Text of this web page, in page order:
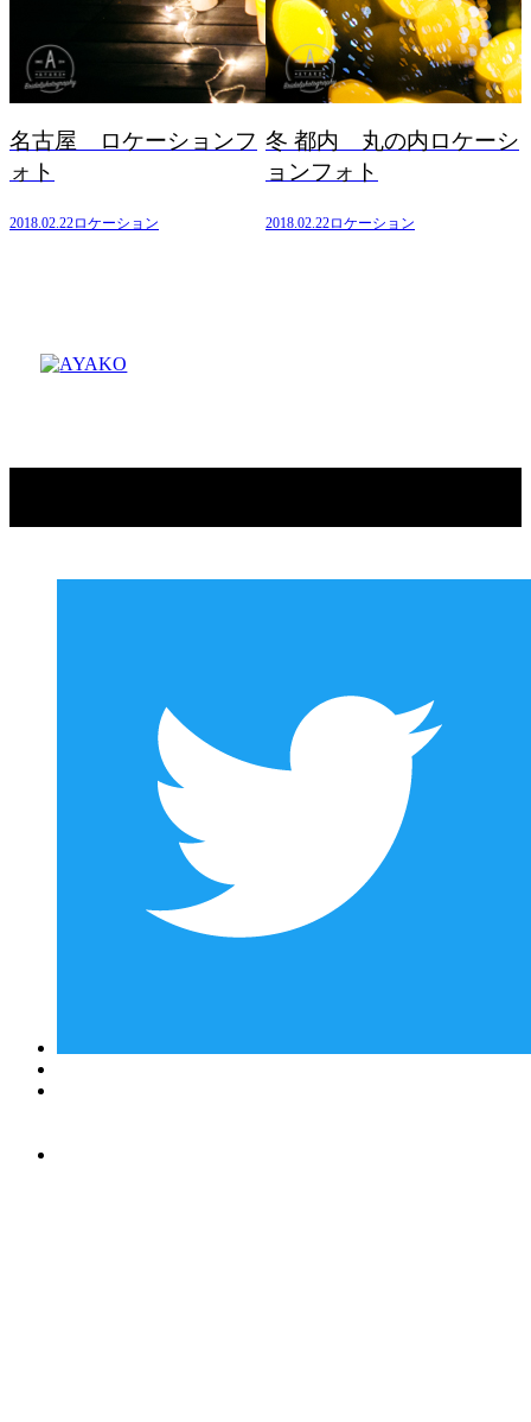
名古屋 ロケーションフ
ォト
2018.02.22ロケーション
冬 都内 丸の内ロケーシ
ョンフォト
2018.02.22ロケーション